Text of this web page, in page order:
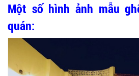
Một số hình ảnh mẫu
quán: